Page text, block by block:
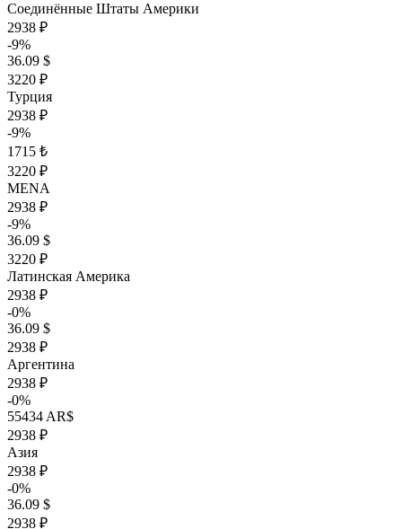
Соединённые Штаты Америки
2938 ₽
-9%
36.09 $
3220 ₽
Турция
2938 ₽
-9%
1715 ₺
3220 ₽
MENA
2938 ₽
-9%
36.09 $
3220 ₽
Латинская Америка
2938 ₽
-0%
36.09 $
2938 ₽
Аргентина
2938 ₽
-0%
55434 AR$
2938 ₽
Азия
2938 ₽
-0%
36.09 $
2938 ₽